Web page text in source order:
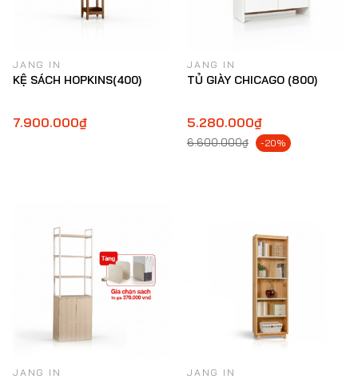
JANG IN
KỆ SÁCH HOPKINS(400)
7.900.000₫
JANG IN
TỦ GIÀY CHICAGO (800)
5.280.000₫
6.600.000₫ -20%
JANG IN JANG IN